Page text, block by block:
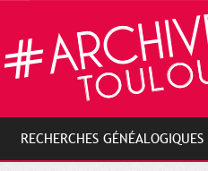
RECHERCHES GÉNÉALOGIQUES